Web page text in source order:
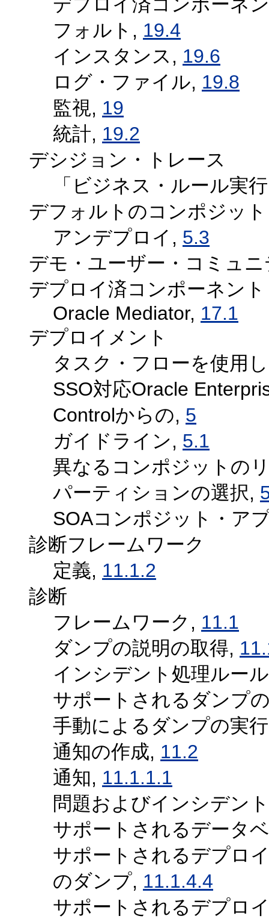
デプロイ済コンポーネ
フォルト, 19.4
インスタンス, 19.6
ログ・ファイル, 19.8
監視, 19
統計, 19.2
デシジョン・トレース
「ビジネス・ルール実
デフォルトのコンポジッ
アンデプロイ, 5.3
デモ・ユーザー・コミュ
デプロイ済コンポーネント
Oracle Mediator, 17.1
デプロイメント
タスク・フローを使用
SSO対応Oracle
Controlからの, 5
ガイドライン, 5.1
異なるコンポジットの
パーティションの選択,
SOAコンポジット・ア
診断フレームワーク
定義, 11.1.2
診断
フレームワーク, 11.1
ダンプの説明の取得,
インシデント処理ルー
サポートされるダンプ
手動によるダンプの実
通知の作成, 11.2
通知, 11.1.1.1
問題およびインシデン
サポートされるデータ
サポートされるデプロ
のダンプ, 11.1.4.4
サポートされるデプロ